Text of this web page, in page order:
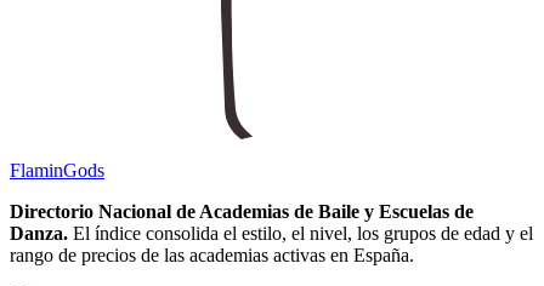
FlaminGods
Directorio Nacional de Academias de Baile y Escuelas de
Danza. El índice consolida el estilo, el nivel, los grupos de edad y el
rango de precios de las academias activas en España.